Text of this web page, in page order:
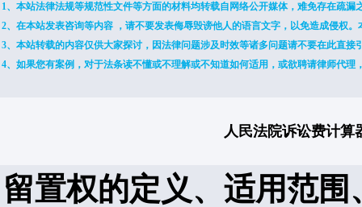
1、本站法律法规等规范性文件等方面的材料均转载自网络公开媒体，难免存在疏漏
2、在本站发表咨询等内容 ，请不要发表侮辱毁谤他人的语言文字，以免造成侵权
3、本站转载的内容仅供大家探讨，因法律问题涉及时效等诸多问题请不要在此直
4、如果您有案例，对于法条读不懂或不理解或不知道如何适用，或欲聘请律师代
人民法院诉讼费计算
留置权的定义、适用范